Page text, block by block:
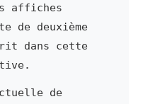
affiches
de deuxième
dans cette
de